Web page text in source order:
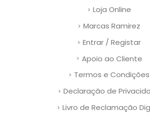
Loja Online
Marcas Ramirez
Entrar / Registar
Apoio ao Cliente
Termos e Condições
Declaração de
Livro de Reclamação